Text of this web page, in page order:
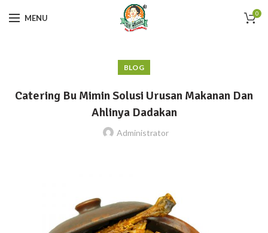
MENU 0
BLOG
Catering Bu Mimin Solusi Urusan Makanan Dan
Ahlinya Dadakan
Administrator